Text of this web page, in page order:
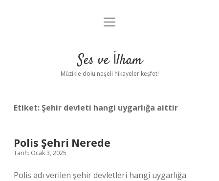
Anasayfa
Yasal Uyarı
menüyü
Ses ve İlham
Müzikle dolu neşeli hikayeler keşfet!
Etiket:Şehir devleti hangi uygarlığa aittir
Polis Şehri Nerede
Tarih: Ocak 3, 2025
Polis adı verilen şehir devletleri hangi uygarlığa